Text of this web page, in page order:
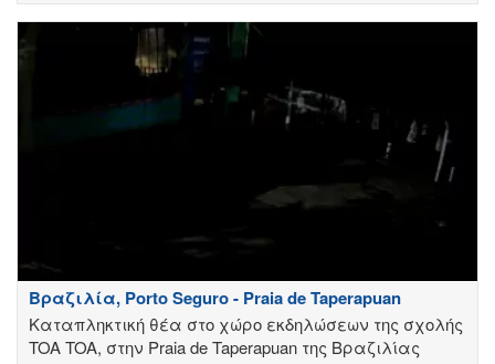
Βραζιλία, Porto Seguro - Praia de Taperapuan
Καταπληκτική θέα στο χώρο εκδηλώσεων της σχολής
TOA TOA, στην Praia de Taperapuan της Βραζιλίας